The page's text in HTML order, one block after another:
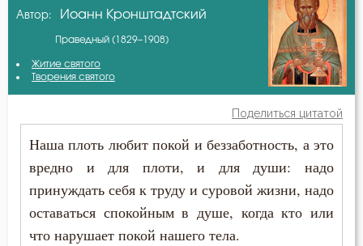
Благочестие
Ближний
Будущее
Воскресение
Авва Исайя (Скитский)
Афанасий Великий
Варсонофий Оптинский (Плиханков)
Василий Великий
Григорий Богослов
Григорий Нисский
Автор: Иоанн Кронштадтский
Праведный (1829–1908)
Житие святого
Творения святого
Поделиться цитатой
Наша плоть любит покой и беззаботность, а это
вредно и для плоти, и для души: надо
принуждать себя к труду и суровой жизни, надо
оставаться спокойным в душе, когда кто или
что нарушает покой нашего тела.